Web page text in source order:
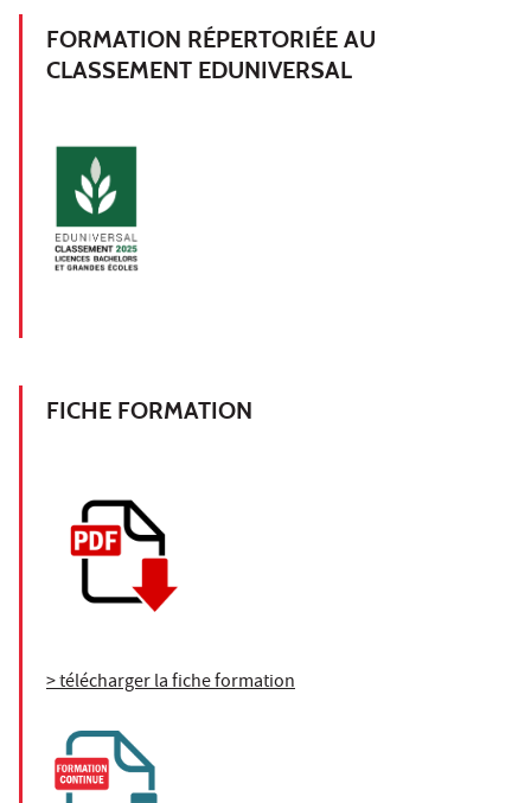
FORMATION RÉPERTORIÉE AU
CLASSEMENT EDUNIVERSAL
FICHE FORMATION
> télécharger la fiche formation